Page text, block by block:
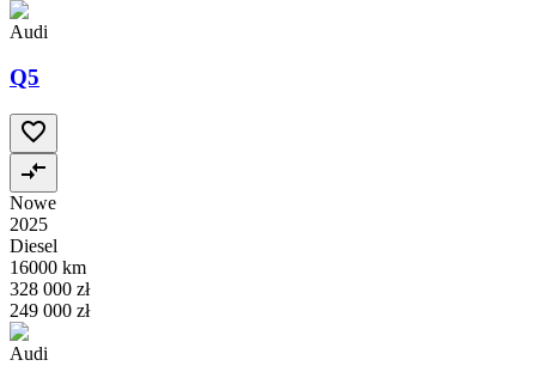
Audi
Q5
Nowe
2025
Diesel
16000 km
328 000 zł
249 000 zł
Audi